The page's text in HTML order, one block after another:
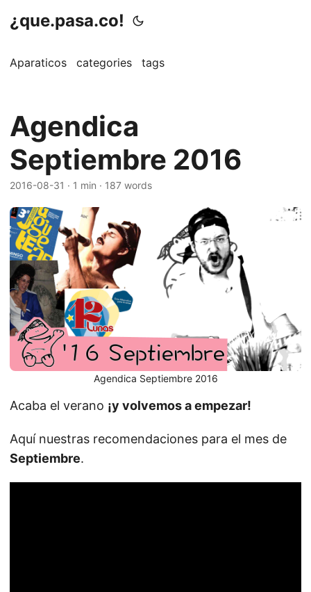
¿que.pasa.co!
Aparaticos categories tags
Agendica
Septiembre 2016
2016-08-31 · 1 min · 187 words
Agendica Septiembre 2016
Acaba el verano ¡y volvemos a empezar!
Aquí nuestras recomendaciones para el mes de
Septiembre.